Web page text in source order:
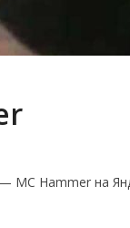
Hammer на